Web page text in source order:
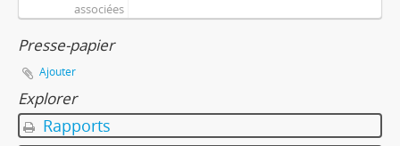
associées
Presse-papier
Ajouter
Explorer
Rapports